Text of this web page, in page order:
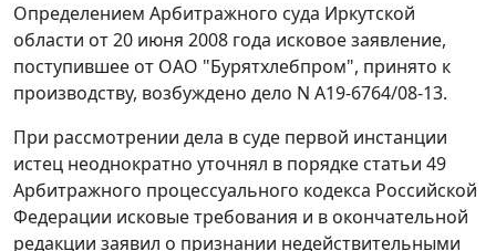
Определением Арбитражного суда Иркутской
области от 20 июня 2008 года исковое заявление,
поступившее от ОАО "Бурятхлебпром", принято к
производству, возбуждено дело N А19-6764/08-13.
При рассмотрении дела в суде первой инстанции
истец неоднократно уточнял в порядке статьи 49
Арбитражного процессуального кодекса Российской
Федерации исковые требования и в окончательной
редакции заявил о признании недействительными